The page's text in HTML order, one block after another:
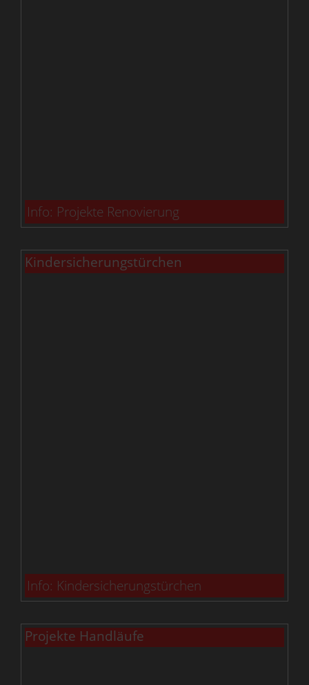
Info: Projekte Renovierung
Kindersicherungstürchen
Info: Kindersicherungstürchen
Projekte Handläufe